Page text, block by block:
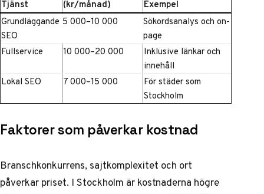
Tjänst
(kr/månad)
Exempel
Grundläggande
SEO
5 000–10 000
Sökordsanalys och on-
page
Fullservice
10 000–20 000
Inklusive länkar och
innehåll
Lokal SEO
7 000–15 000
För städer som
Stockholm
Faktorer som påverkar kostnad
Branschkonkurrens, sajtkomplexitet och ort
påverkar priset. I Stockholm är kostnaderna högre